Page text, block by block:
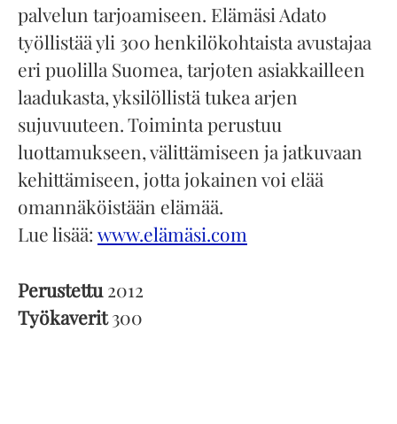
palvelun tarjoamiseen. Elämäsi Adato
työllistää yli 300 henkilökohtaista avustajaa
eri puolilla Suomea, tarjoten asiakkailleen
laadukasta, yksilöllistä tukea arjen
sujuvuuteen. Toiminta perustuu
luottamukseen, välittämiseen ja jatkuvaan
kehittämiseen, jotta jokainen voi elää
omannäköistään elämää.
Lue lisää: www.elämäsi.com
Perustettu2012
Työkaverit300